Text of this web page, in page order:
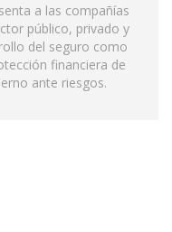
a las compañías
público, privado y
del seguro como
financiera de
ante riesgos.